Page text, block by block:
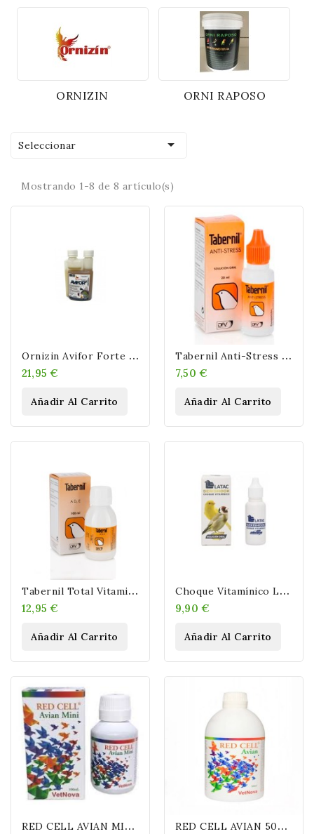
ORNIZIN ORNI RAPOSO
Seleccionar 
Mostrando 1-8 de 8 artículo(s)
O
Rnizin Avifor Forte 250 Ml
21,95 €
Añadir Al Carrito
T
Abernil Anti-Stress Para Pájaros
7,50 €
Añadir Al Carrito
T
Abernil Total Vitaminas Gotas Para Pájaros 100 Ml
12,95 €
Añadir Al Carrito
C
Hoque Vitamínico Latac Serishock 150 ML
9,90 €
Añadir Al Carrito
R
ED CELL AVIAN MINI 100ML R
ED CELL AVIAN 500ML